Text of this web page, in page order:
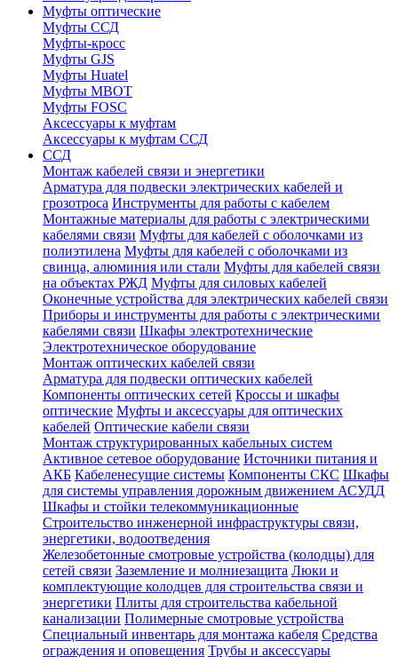
Муфты оптические
Муфты ССД
Муфты-кросс
Муфты GJS
Муфты Huatel
Муфты МВОТ
Муфты FOSC
Аксессуары к муфтам
Аксессуары к муфтам ССД
ССД
Монтаж кабелей связи и энергетики
Арматура для подвески электрических кабелей и
грозотроса Инструменты для работы с кабелем
Монтажные материалы для работы с электрическими
кабелями связи Муфты для кабелей с оболочками из
полиэтилена Муфты для кабелей с оболочками из
свинца, алюминия или стали Муфты для кабелей связи
на объектах РЖД Муфты для силовых кабелей
Оконечные устройства для электрических кабелей связи
Приборы и инструменты для работы с электрическими
кабелями связи Шкафы электротехнические
Электротехническое оборудование
Монтаж оптических кабелей связи
Арматура для подвески оптических кабелей
Компоненты оптических сетей Кроссы и шкафы
оптические Муфты и аксессуары для оптических
кабелей Оптические кабели связи
Монтаж структурированных кабельных систем
Активное сетевое оборудование Источники питания и
АКБ Кабеленесущие системы Компоненты СКС Шкафы
для системы управления дорожным движением АСУДД
Шкафы и стойки телекоммуникационные
Строительство инженерной инфраструктуры связи,
энергетики, водоотведения
Железобетонные смотровые устройства (колодцы) для
сетей связи Заземление и молниезащита Люки и
комплектующие колодцев для строительства связи и
энергетики Плиты для строительства кабельной
канализации Полимерные смотровые устройства
Специальный инвентарь для монтажа кабеля Средства
ограждения и оповещения Трубы и аксессуары